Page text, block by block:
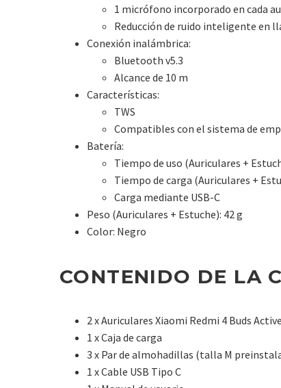
1 micrófono incorporado en cada
Reducción de ruido inteligente en
Conexión inalámbrica:
Bluetooth v5.3
Alcance de 10 m
Características:
TWS
Compatibles con el sistema de
Batería:
Tiempo de uso (Auriculares +
Tiempo de carga (Auriculares +
Carga mediante USB-C
Peso (Auriculares + Estuche): 42 g
Color: Negro
CONTENIDO DE LA
2 x Auriculares Xiaomi Redmi 4 Buds
1 x Caja de carga
3 x Par de almohadillas (talla M
1 x Cable USB Tipo C